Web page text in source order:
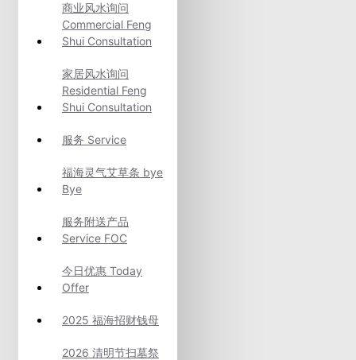
商业风水询问
Commercial Feng
Shui Consultation
家居风水询问
Residential Feng
Shui Consultation
服务 Service
福海灵气艾草条 bye
Bye
服务附送产品
Service FOC
今日优惠 Today
Offer
2025 福海招财钱母
2026 清明节扫墓祭